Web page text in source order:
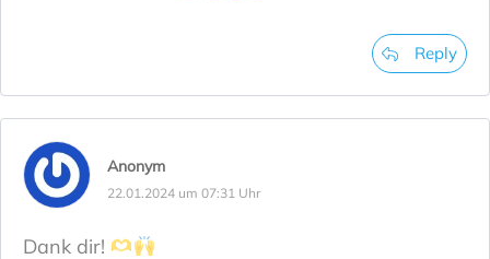
Reply
Anonym
22.01.2024 um 07:31 Uhr
Dank dir!